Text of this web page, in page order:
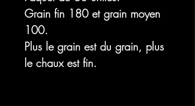
Grain fin 180 et grain moyen
100.
Plus le grain est du grain, plus
le chaux est fin.